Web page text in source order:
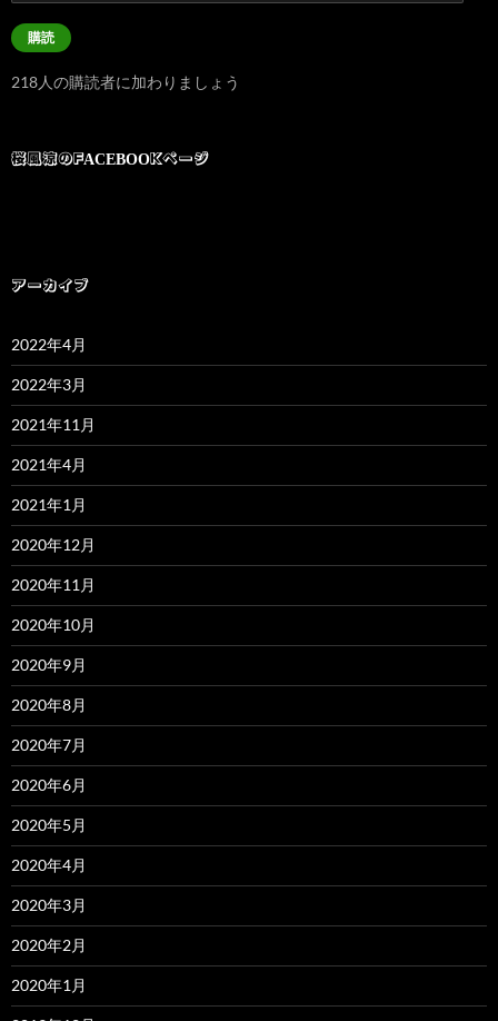
ー
ル
ア
レ
購読
218人の購読者に加わりましょう
桜風涼のFACEBOOKページ
アーカイブ
2022年4月
2022年3月
2021年11月
2021年4月
2021年1月
2020年12月
2020年11月
2020年10月
2020年9月
2020年8月
2020年7月
2020年6月
2020年5月
2020年4月
2020年3月
2020年2月
2020年1月